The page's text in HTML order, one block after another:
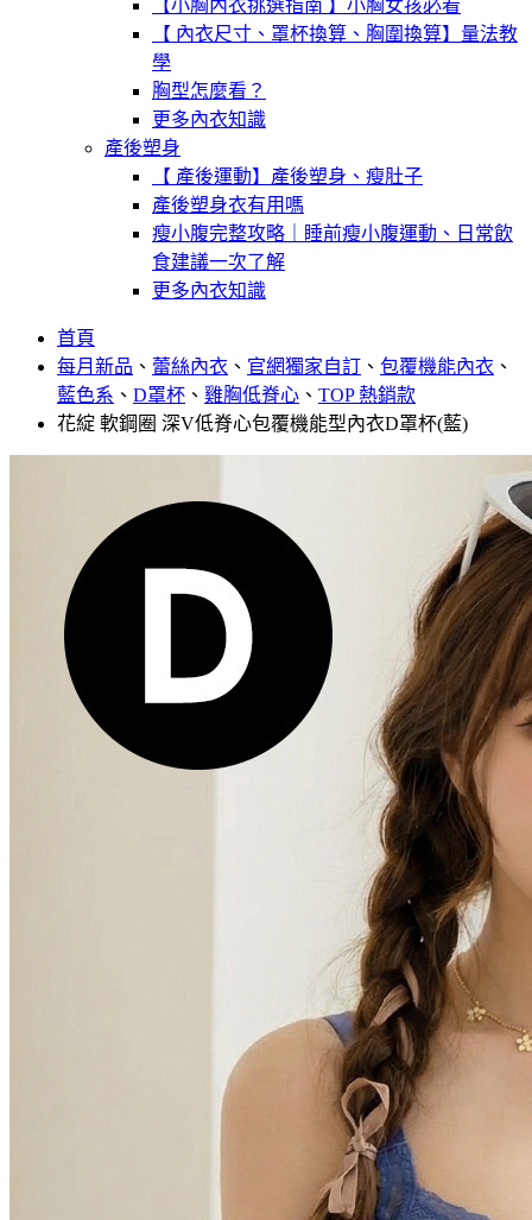
【小胸內衣挑選指南 】小胸女孩必看
【 內衣尺寸、罩杯換算、胸圍換算】量法教
學
胸型怎麼看？
更多內衣知識
產後塑身
【 產後運動】產後塑身、瘦肚子
產後塑身衣有用嗎
瘦小腹完整攻略｜睡前瘦小腹運動、日常飲
食建議一次了解
更多內衣知識
首頁
每月新品 、 蕾絲內衣 、 官網獨家自訂 、 包覆機能內衣 、
藍色系 、 D罩杯 、 雞胸低脊心 、 TOP 熱銷款
花綻 軟鋼圈 深V低脊心包覆機能型內衣D罩杯(藍)